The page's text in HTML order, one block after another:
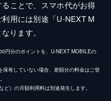
ことで、スマホ代がお得
用には別途「U-NEXT M
ります。
円分のポイントを、U-NEXT MOBILEの
有していない場合、差額分の料金はご登
）の月額利用料は別途発生します。